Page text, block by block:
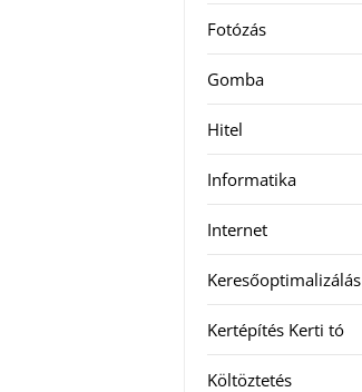
Fotózás
Gomba
Hitel
Informatika
Internet
Keresőoptimalizálás
Kertépítés Kerti tó
Költöztetés